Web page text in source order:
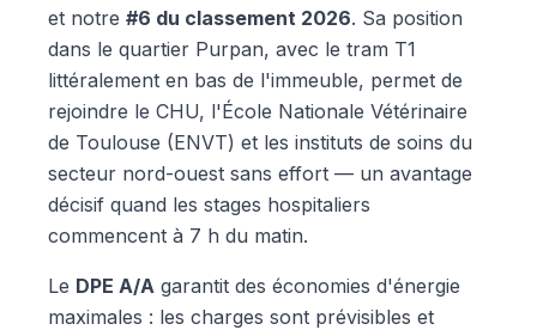
et notre #6 du classement 2026. Sa position
dans le quartier Purpan, avec le tram T1
littéralement en bas de l'immeuble, permet de
rejoindre le CHU, l'École Nationale Vétérinaire
de Toulouse (ENVT) et les instituts de soins du
secteur nord-ouest sans effort — un avantage
décisif quand les stages hospitaliers
commencent à 7 h du matin.
Le DPE A/A garantit des économies d'énergie
maximales : les charges sont prévisibles et